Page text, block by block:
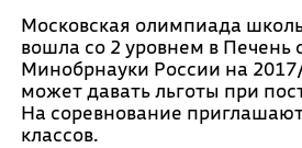
Московская олимпиада
вошла со 2 уровнем в Печень
Минобрнауки России на
может давать льготы при
На соревнование
классов.